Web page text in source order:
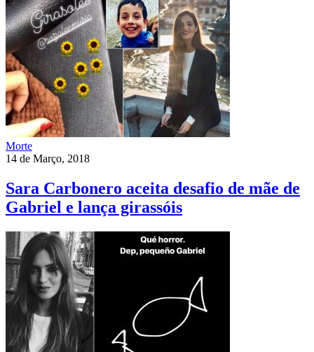
Morte
14 de Março, 2018
Sara Carbonero aceita desafio de mãe de
Gabriel e lança girassóis